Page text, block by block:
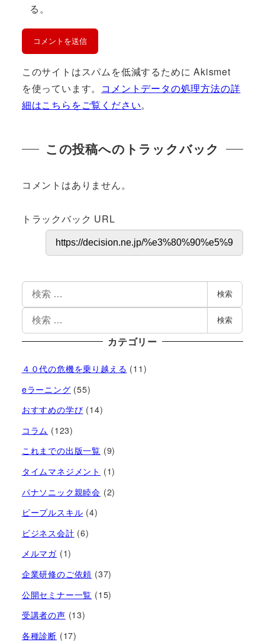
る。
このサイトはスパムを低減するために Akismet
を使っています。 コメントデータの処理方法の詳
細はこちらをご覧ください。
この投稿へのトラックバック
コメントはありません。
トラックバック URL
検索
検索
カテゴリー
４０代の危機を乗り越える (11)
eラーニング (55)
おすすめの学び (14)
コラム (123)
これまでの出版一覧 (9)
タイムマネジメント (1)
パナソニック親睦会 (2)
ピープルスキル (4)
ビジネス会計 (6)
メルマガ (1)
企業研修のご依頼 (37)
公開セミナー一覧 (15)
受講者の声 (13)
各種診断 (17)